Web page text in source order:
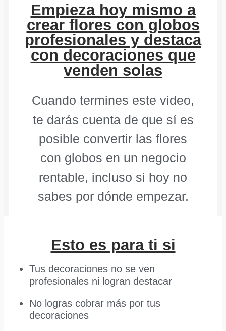
Empieza hoy mismo a
crear flores con globos
profesionales y destaca
con decoraciones que
venden solas
Cuando termines este video,
te darás cuenta de que sí es
posible convertir las flores
con globos en un negocio
rentable, incluso si hoy no
sabes por dónde empezar.
Esto es para ti si
Tus decoraciones no se ven
profesionales ni logran destacar
No logras cobrar más por tus
decoraciones